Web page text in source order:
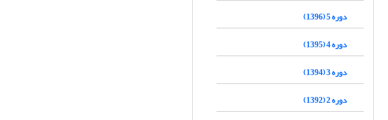
دوره 5 (1396)
دوره 4 (1395)
دوره 3 (1394)
دوره 2 (1392)